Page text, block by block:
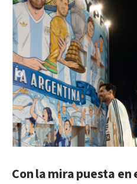
Con la mira puesta en